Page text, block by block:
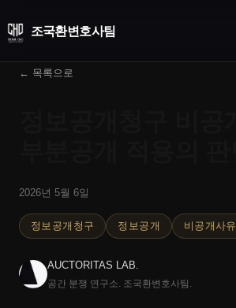
조국환변호사팀
← 목록으로
2026년 5월 6일
정보공개청구 정보공개 비공개사유
AUCTORITAS LAB.
공간 분쟁 연구소. 조국환변호사팀.